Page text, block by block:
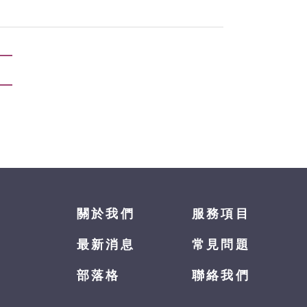
關於我們 服務項目
最新消息 常見問題
部落格 聯絡我們